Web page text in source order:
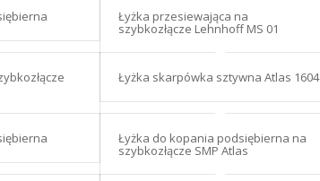
Łyżka przesiewająca na
szybkozłącze Lehnhoff MS 01
Łyżka skarpówka sztywna Atlas 1604
Łyżka do kopania podsiębierna na
szybkozłącze SMP Atlas